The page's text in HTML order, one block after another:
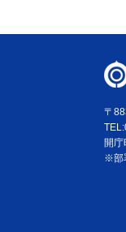
〒
開
※部